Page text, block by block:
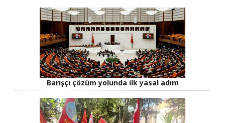
Barışçı çözüm yolunda ilk yasal adım